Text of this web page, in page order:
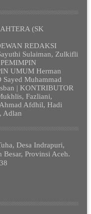
(SK
REDAKSI
Sulaiman, Zulkifli
UMUM Herman
Muhammad
| KONTRIBUTOR
Fazliani,
Afdhil, Hadi
Adlan
Desa Indrapuri,
Besar, Provinsi Aceh.